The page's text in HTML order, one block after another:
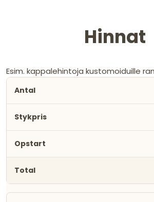
Hinnat
Esim. kappalehintoja kustomoiduille